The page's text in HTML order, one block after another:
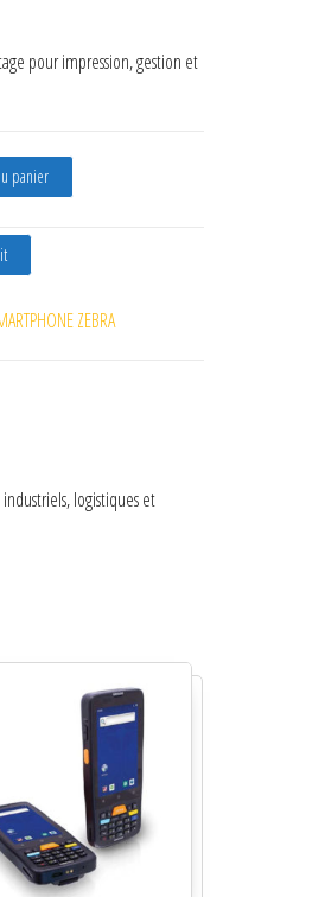
pour impression, gestion et
CT40 HC
panier
ZEBRA
logistiques et